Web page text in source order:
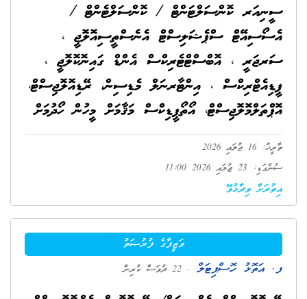
ސީނިއަރ ކޮންސަލްޓަންޓް / ކޮންސަލްޓެންޓް /
އެސޯސިއޭޓް ސްޕެޝަލިސްޓް އެނެސްތީސިއޮލޮޖީ ،
ސަރޖަރީ ، އޮބްސްޓްޓެރިކްސް އެންޑް ގައިނޮކޮލޮޖީ ،
ޕީޑިއެޓްރިކްސް ، އިންޓާރނަލް މެޑިސިން، ރޭޑިއޮލޮޖިސްޓް،
އޮޕްތަލްމޮލޮޖިސްޓް، އޯތޯޕީޑިކްސް މަޤާމަށް މީހުން ހޯދުމަށް
ތާރީޚު: 16 ޖުލައި 2026
ސުންގަޑި: 23 ޖުލައި 2026 11:00
އިތުރަށް ވިދާޅުވޭ
ވަޒީފާގެ ފުރުޞަތު
ފ. އަތޮޅު ހޮސްޕިޓަލް . 22 ދުވަސް ކުރިން